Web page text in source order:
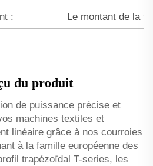
: Le montant de la
du produit
de puissance précise et
machines textiles et
linéaire grâce à nos courroies
à la famille européenne des
trapézoïdal T-series, les